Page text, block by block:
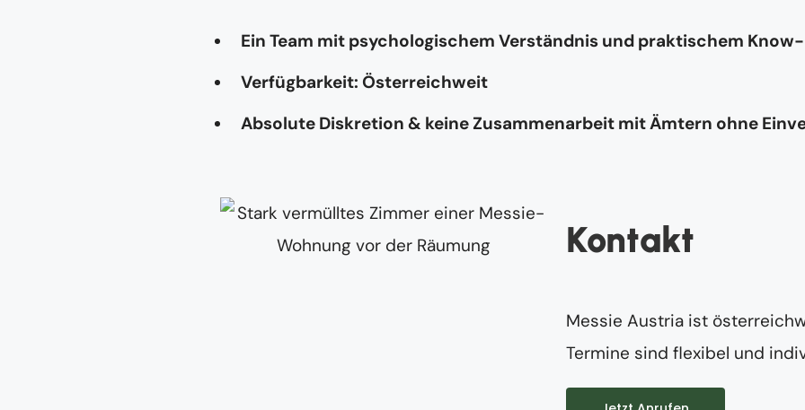
Ein Team mit psychologischem Verständnis und praktischem
Verfügbarkeit: Österreichweit
Absolute Diskretion & keine Zusammenarbeit mit Ämtern ohne
Kontakt
Messie Austria ist
Termine sind flexibel und